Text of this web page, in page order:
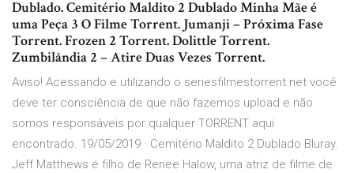
Dublado. Cemitério Maldito 2 Dublado Minha Mãe é
uma Peça 3 O Filme Torrent. Jumanji – Próxima Fase
Torrent. Frozen 2 Torrent. Dolittle Torrent.
Zumbilândia 2 – Atire Duas Vezes Torrent.
Aviso! Acessando e utilizando o seriesfilmestorrent.net você
deve ter consciência de que não fazemos upload e não
somos responsáveis por qualquer TORRENT aqui
encontrado. 19/05/2019 · Cemitério Maldito 2 Dublado Bluray.
Jeff Matthews é filho de Renee Halow, uma atriz de filme de